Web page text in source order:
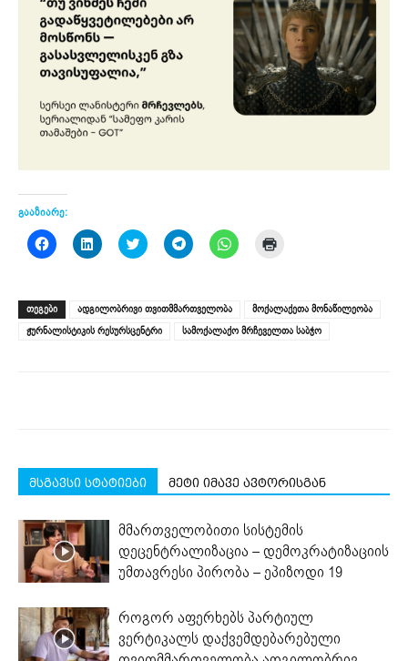
გააზიარე:
Click
to
(Opens
in
new
window)
Click
to
(Opens
in
new
window)
Click
to
(Opens
in
new
window)
Click
to
(Opens
in
new
window)
Click
to
(Opens
new
window)
new
window)
ᲗᲔᲒᲔᲑᲘ ადგილობრივი თვითმმართველობა
მოქალაქეთა მონაწილეობა
ჟურნალისტიკის რესურსცენტრი
სამოქალაქო მრჩეველთა საბჭო
მსგავსი სტატიები მეტი იმავე ავტორისგან
მმართველობითი სისტემის
დეცენტრალიზაცია – დემოკრატიზაციის
უმთავრესი პირობა – ეპიზოდი 19
როგორ აფერხებს პარტიულ
ვერტიკალს დაქვემდებარებული